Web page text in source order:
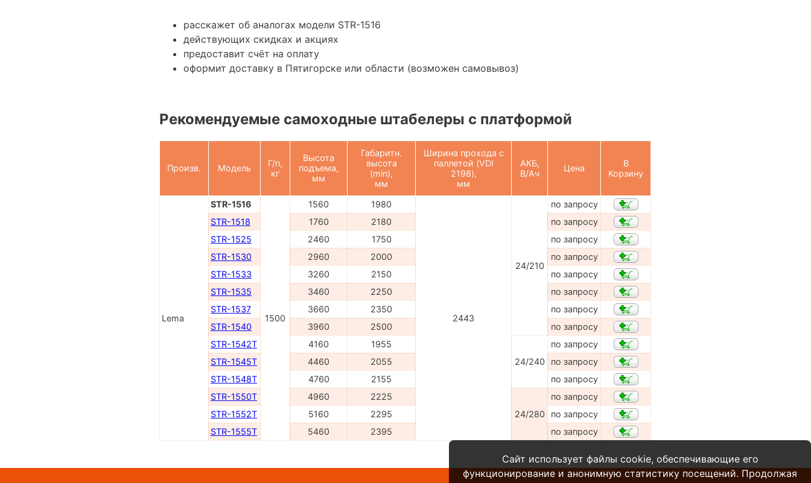
расскажет об аналогах модели STR-1516
действующих скидках и акциях
предоставит счёт на оплату
оформит доставку в Пятигорске или области (возможен самовывоз)
Рекомендуемые самоходные штабелеры с платформой
Произв. Модель
Г/п,
кг
Высота
подъема,
мм
Габаритн.
высота
(min),
мм
Ширина прохода с
паллетой (VDI
2198),
мм
АКБ,
В/Ач
Цена
В
Корзину
Lema
STR-1516
1500
1560 1980
2443
24/210
по запросу
STR-1518
1760 2180
по запросу
STR-1525
2460 1750
по запросу
STR-1530
2960 2000
по запросу
STR-1533
3260 2150
по запросу
STR-1535
3460 2250
по запросу
STR-1537
3660 2350
по запросу
STR-1540
3960 2500
по запросу
STR-1542T
4160
1955
24/240
по запросу
STR-1545T
4460 2055
по запросу
STR-1548T
4760 2155
по запросу
STR-1550T
4960
2225
24/280
по запросу
STR-1552T
5160 2295
по запросу
STR-1555T
5460 2395 по запросу
Сайт использует файлы cookie, обеспечивающие его
функционирование и анонимную статистику посещений. Продолжая